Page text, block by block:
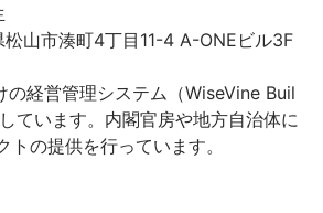
山市湊町4丁目11-4 A-ONEビル3F
の経営管理システム（WiseVine Buil
ています。内閣官房や地方自治体に
トの提供を行っています。